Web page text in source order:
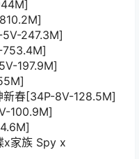
247.3M]
753.4M]
197.9M]
新春[34P-8V-128.5M]
100.9M]
x家族 Spy x